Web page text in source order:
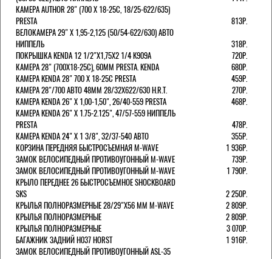
КАМЕРА AUTHOR 28" (700 Х 18-25С, 18/25-622/635)
PRESTA
813Р.
ВЕЛОКАМЕРА 29" X 1,95-2,125 (50/54-622/630) АВТО
НИППЕЛЬ
318Р.
ПОКРЫШКА KENDA 12 1/2"Х1,75X2 1/4 K909A
720Р.
КАМЕРА 28" (700Х18-25С), 60ММ PRESTA. KENDA
680Р.
КАМЕРА KENDA 28" 700 Х 18-25С PRESTA
459Р.
КАМЕРА 28"/700 АВТО 48ММ 28/32Х622/630 H.R.T.
270Р.
КАМЕРА KENDA 26" Х 1,00-1,50", 26/40-559 PRESTA
468Р.
КАМЕРА KENDA 26" Х 1.75-2.125", 47/57-559 НИППЕЛЬ
PRESTA
478Р.
КАМЕРА KENDA 24" Х 1 3/8", 32/37-540 АВТО
355Р.
КОРЗИНА ПЕРЕДНЯЯ БЫСТРОСЪЕМНАЯ M-WAVE
1 936Р.
ЗАМОК ВЕЛОСИПЕДНЫЙ ПРОТИВОУГОННЫЙ M-WAVE
739Р.
ЗАМОК ВЕЛОСИПЕДНЫЙ ПРОТИВОУГОННЫЙ M-WAVE
1 790Р.
КРЫЛО ПЕРЕДНЕЕ 26 БЫСТРОСЪЕМНОЕ SHOCKBOARD
SKS
2 250Р.
КРЫЛЬЯ ПОЛНОРАЗМЕРНЫЕ 28/29"Х56 ММ M-WAVE
2 809Р.
КРЫЛЬЯ ПОЛНОРАЗМЕРНЫЕ
2 809Р.
КРЫЛЬЯ ПОЛНОРАЗМЕРНЫЕ
3 070Р.
БАГАЖНИК ЗАДНИЙ H037 HORST
1 916Р.
ЗАМОК ВЕЛОСИПЕДНЫЙ ПРОТИВОУГОННЫЙ ASL-35